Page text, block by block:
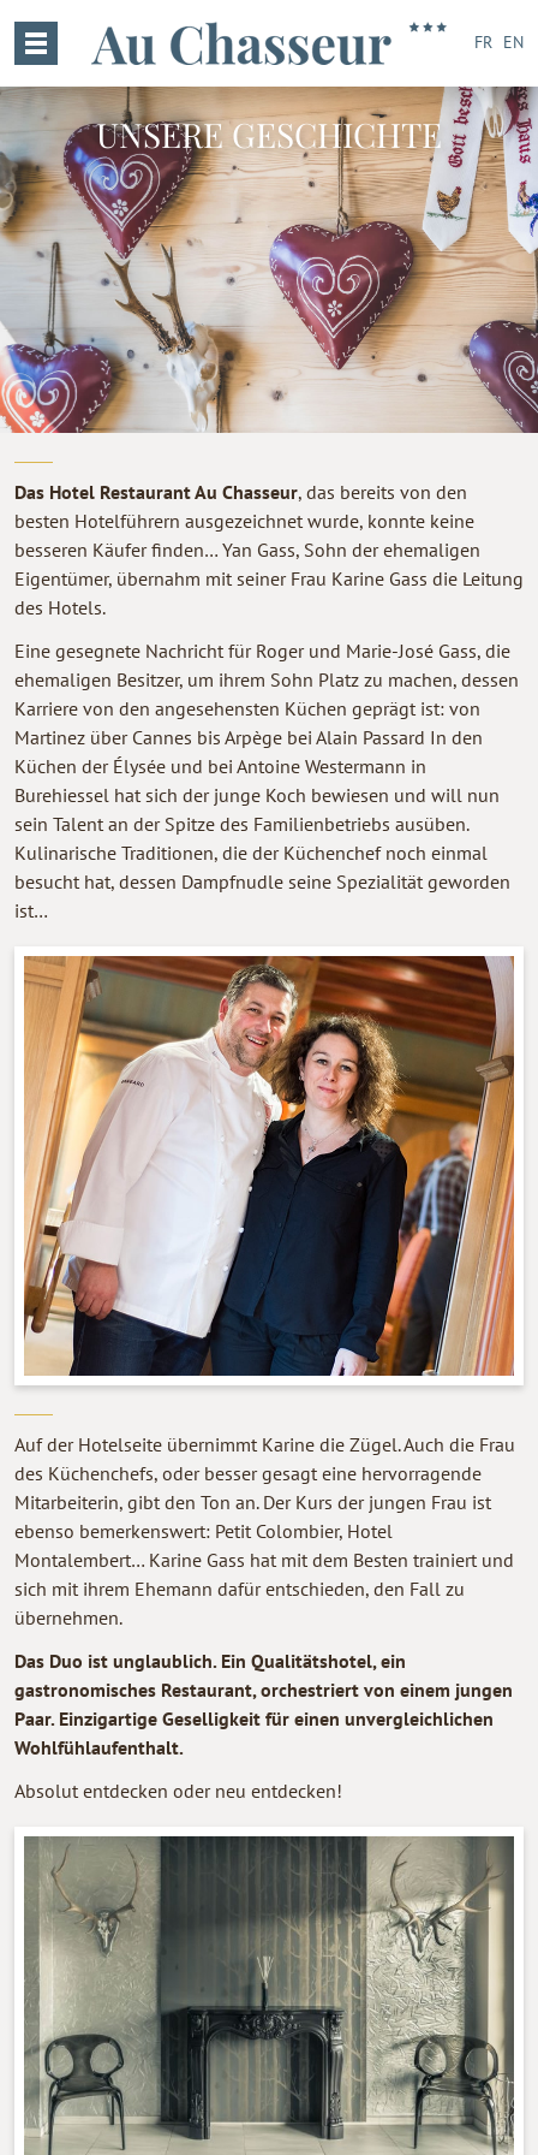
FR EN
UNSERE GESCHICHTE
Das Hotel Restaurant Au Chasseur, das bereits von den
besten Hotelführern ausgezeichnet wurde, konnte keine
besseren Käufer finden… Yan Gass, Sohn der ehemaligen
Eigentümer, übernahm mit seiner Frau Karine Gass die Leitung
des Hotels.
Eine gesegnete Nachricht für Roger und Marie-José Gass, die
ehemaligen Besitzer, um ihrem Sohn Platz zu machen, dessen
Karriere von den angesehensten Küchen geprägt ist: von
Martinez über Cannes bis Arpège bei Alain Passard In den
Küchen der Élysée und bei Antoine Westermann in
Burehiessel hat sich der junge Koch bewiesen und will nun
sein Talent an der Spitze des Familienbetriebs ausüben.
Kulinarische Traditionen, die der Küchenchef noch einmal
besucht hat, dessen Dampfnudle seine Spezialität geworden
ist…
Auf der Hotelseite übernimmt Karine die Zügel. Auch die Frau
des Küchenchefs, oder besser gesagt eine hervorragende
Mitarbeiterin, gibt den Ton an. Der Kurs der jungen Frau ist
ebenso bemerkenswert: Petit Colombier, Hotel
Montalembert… Karine Gass hat mit dem Besten trainiert und
sich mit ihrem Ehemann dafür entschieden, den Fall zu
übernehmen.
Das Duo ist unglaublich. Ein Qualitätshotel, ein
gastronomisches Restaurant, orchestriert von einem jungen
Paar. Einzigartige Geselligkeit für einen unvergleichlichen
Wohlfühlaufenthalt.
Absolut entdecken oder neu entdecken!